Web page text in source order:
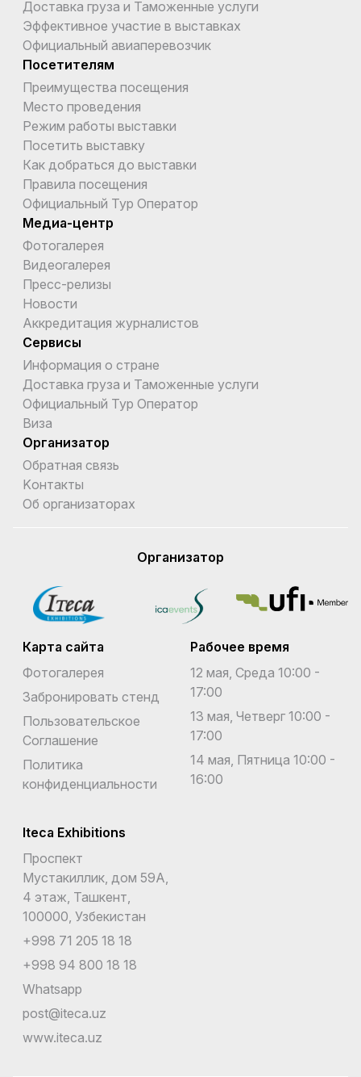
Доставка груза и Таможенные услуги
Эффективное участие в выставках
Официальный авиаперевозчик
Посетителям
Преимущества посещения
Место проведения
Режим работы выставки
Посетить выставку
Как добраться до выставки
Правила посещения
Официальный Тур Оператор
Медиа-центр
Фотогалерея
Видеогалерея
Пресс-релизы
Новости
Аккредитация журналистов
Сервисы
Информация о стране
Доставка груза и Таможенные услуги
Официальный Тур Оператор
Виза
Организатор
Обратная связь
Kонтакты
Об организаторах
Организатор
Карта сайта
Фотогалерея
Забронировать стенд
Пользовательское
Соглашение
Политика
конфиденциальности
Рабочее время
12 мая, Среда 10:00 -
17:00
13 мая, Четверг 10:00 -
17:00
14 мая, Пятница 10:00 -
16:00
Iteca Exhibitions
Проспект
Мустакиллик, дом 59А,
4 этаж, Ташкент,
100000, Узбекистан
+998 71 205 18 18
+998 94 800 18 18
Whatsapp
post@iteca.uz
www.iteca.uz